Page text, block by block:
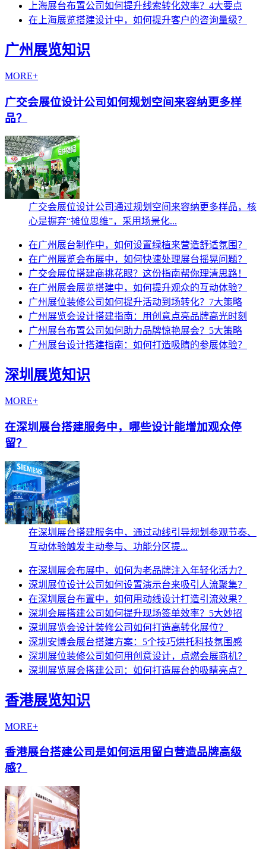
上海展台布置公司如何提升线索转化效率？4大要点
在上海展览搭建设计中，如何提升客户的咨询量级？
广州展览知识
MORE+
广交会展位设计公司如何规划空间来容纳更多样
品？
广交会展位设计公司通过规划空间来容纳更多样品，核
心是摒弃“摊位思维”，采用场景化...
在广州展台制作中，如何设置绿植来营造舒适氛围？
在广州展览会布展中，如何快速处理展台摇晃问题？
广交会展位搭建商挑花眼？这份指南帮你理清思路！
在广州展会展览搭建中，如何提升观众的互动体验？
广州展位装修公司如何提升活动到场转化？7大策略
广州展览会设计搭建指南：用创意点亮品牌高光时刻
广州展台布置公司如何助力品牌惊艳展会？5大策略
广州展台设计搭建指南：如何打造吸睛的参展体验？
深圳展览知识
MORE+
在深圳展台搭建服务中，哪些设计能增加观众停
留？
在深圳展台搭建服务中，通过动线引导规划参观节奏、
互动体验触发主动参与、功能分区提...
在深圳展会布展中，如何为老品牌注入年轻化活力？
深圳展位设计公司如何设置演示台来吸引人流聚集？
在深圳展台布置中，如何用动线设计打造引流效果？
深圳会展搭建公司如何提升现场签单效率？5大妙招
深圳展览会设计装修公司如何打造高转化展位？
深圳安博会展台搭建方案：5个技巧烘托科技氛围感
深圳展位装修公司如何用创意设计，点燃会展商机？
深圳展览展会搭建公司：如何打造展台的吸睛亮点？
香港展览知识
MORE+
香港展台搭建公司是如何运用留白营造品牌高级
感？